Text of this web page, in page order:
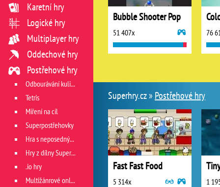
Bubble Shooter Pop
51 407x 76
Superhry.cz » Postřehové hry
Fast Fast Food
5 314x 1
Karetní hry
Logické hry
Multiplayer hry
Oddechové hry
Postřehové hry
Odbourávání kuliček
Tetris
Míření na cíl
Superpostřehovky
Hra s neposedným míčkem
Hry z dílny Superhry.cz
.io hry
Multižánrové online hry